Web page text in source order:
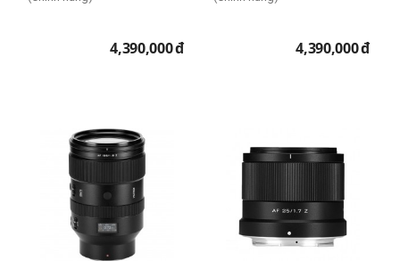
4,390,000đ 4,390,000đ